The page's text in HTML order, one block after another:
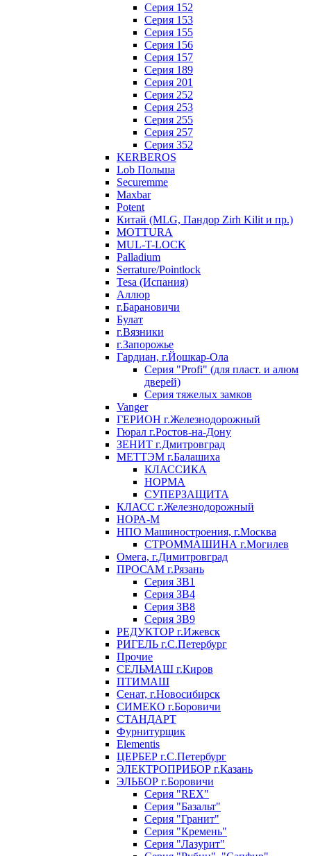
Серия 152
Серия 153
Серия 155
Серия 156
Серия 157
Серия 189
Серия 201
Серия 252
Серия 253
Серия 255
Серия 257
Серия 352
KERBEROS
Lob Польша
Securemme
Maxbar
Potent
Китай (MLG, Пандор Zirh Kilit и пр.)
MOTTURA
MUL-T-LOCK
Palladium
Serrature/Pointlock
Tesa (Испания)
Аллюр
г.Барановичи
Булат
г.Вязники
г.Запорожье
Гардиан, г.Йошкар-Ола
Серия "Profi" (для пласт. и алюм
дверей)
Серия тяжелых замков
Vanger
ГЕРИОН г.Железнодорожный
Гюрал г.Ростов-на-Дону
ЗЕНИТ г.Дмитровград
МЕТТЭМ г.Балашиха
КЛАССИКА
НОРМА
СУПЕРЗАЩИТА
КЛАСС г.Железнодорожный
НОРА-М
НПО Машиностроения, г.Москва
СТРОММАШИНА г.Могилев
Омега, г.Димитровград
ПРОСАМ г.Рязань
Серия ЗВ1
Серия ЗВ4
Серия ЗВ8
Серия ЗВ9
РЕДУКТОР г.Ижевск
РИГЕЛЬ г.С.Петербург
Прочие
СЕЛЬМАШ г.Киров
ПТИМАШ
Сенат, г.Новосибирск
СИМЕКО г.Боровичи
СТАНДАРТ
Фурнитурщик
Elementis
ЦЕРБЕР г.С.Петербург
ЭЛЕКТРОПРИБОР г.Казань
ЭЛЬБОР г.Боровичи
Серия "REX"
Серия "Базальт"
Серия "Гранит"
Серия "Кремень"
Серия "Лазурит"